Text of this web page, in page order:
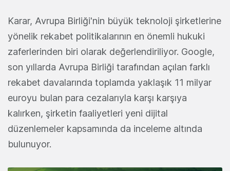
Karar, Avrupa Birliği'nin büyük teknoloji şirketlerine
yönelik rekabet politikalarının en önemli hukuki
zaferlerinden biri olarak değerlendiriliyor. Google,
son yıllarda Avrupa Birliği tarafından açılan farklı
rekabet davalarında toplamda yaklaşık 11 milyar
euroyu bulan para cezalarıyla karşı karşıya
kalırken, şirketin faaliyetleri yeni dijital
düzenlemeler kapsamında da inceleme altında
bulunuyor.